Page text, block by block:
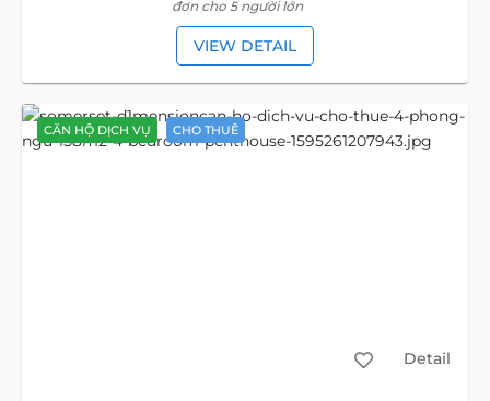
đơn cho 5 người lớn
VIEW DETAIL
CĂN HỘ DỊCH VỤ CHO THUÊ
Detail